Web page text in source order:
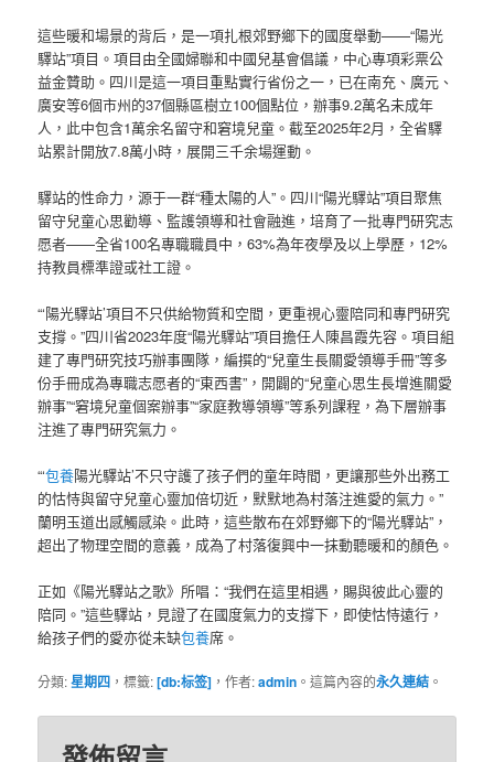
這些暖和場景的背后，是一項扎根郊野鄉下的國度舉動——“陽光
驛站”項目。項目由全國婦聯和中國兒基會倡議，中心專項彩票公
益金贊助。四川是這一項目重點實行省份之一，已在南充、廣元、
廣安等6個市州的37個縣區樹立100個點位，辦事9.2萬名未成年
人，此中包含1萬余名留守和窘境兒童。截至2025年2月，全省驛
站累計開放7.8萬小時，展開三千余場運動。
驛站的性命力，源于一群“種太陽的人”。四川“陽光驛站”項目聚焦
留守兒童心思勸導、監護領導和社會融進，培育了一批專門研究志
愿者——全省100名專職職員中，63%為年夜學及以上學歷，12%
持教員標準證或社工證。
“‘陽光驛站’項目不只供給物質和空間，更重視心靈陪同和專門研究
支撐。”四川省2023年度“陽光驛站”項目擔任人陳昌霞先容。項目組
建了專門研究技巧辦事團隊，編撰的“兒童生長關愛領導手冊”等多
份手冊成為專職志愿者的“東西書”，開闢的“兒童心思生長增進關愛
辦事”“窘境兒童個案辦事”“家庭教導領導”等系列課程，為下層辦事
注進了專門研究氣力。
“‘包養陽光驛站’不只守護了孩子們的童年時間，更讓那些外出務工
的怙恃與留守兒童心靈加倍切近，默默地為村落注進愛的氣力。”
蘭明玉道出感觸感染。此時，這些散布在郊野鄉下的“陽光驛站”，
超出了物理空間的意義，成為了村落復興中一抹動聽暖和的顏色。
正如《陽光驛站之歌》所唱：“我們在這里相遇，賜與彼此心靈的
陪同。”這些驛站，見證了在國度氣力的支撐下，即使怙恃遠行，
給孩子們的愛亦從未缺包養席。
分類:星期四 ，標籤:[db:标签] ，作者:admin 。這篇內容的永久連結 。